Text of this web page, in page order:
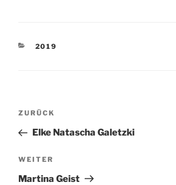
KATEGORIEN
2019
Beitragsnavigation
Vorheriger
Beitrag
ZURÜCK
Elke Natascha Galetzki
Nächster
Beitrag
WEITER
Martina Geist